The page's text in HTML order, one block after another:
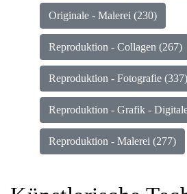
Originale - Malerei (230)
Reproduktion - Collagen (267)
Reproduktion - Fotografie (337)
Reproduktion - Grafik -
Reproduktion - Malerei (277)